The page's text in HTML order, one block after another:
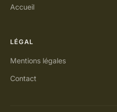
Accueil
LÉGAL
Mentions légales
Contact